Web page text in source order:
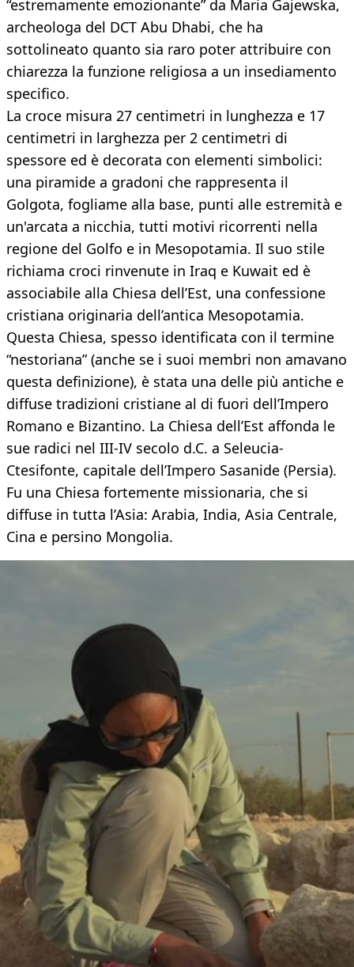
“estremamente emozionante” da Maria Gajewska,
archeologa del DCT Abu Dhabi, che ha
sottolineato quanto sia raro poter attribuire con
chiarezza la funzione religiosa a un insediamento
specifico.
La croce misura 27 centimetri in lunghezza e 17
centimetri in larghezza per 2 centimetri di
spessore ed è decorata con elementi simbolici:
una piramide a gradoni che rappresenta il
Golgota, fogliame alla base, punti alle estremità e
un'arcata a nicchia, tutti motivi ricorrenti nella
regione del Golfo e in Mesopotamia. Il suo stile
richiama croci rinvenute in Iraq e Kuwait ed è
associabile alla Chiesa dell’Est, una confessione
cristiana originaria dell’antica Mesopotamia.
Questa Chiesa, spesso identificata con il termine
“nestoriana” (anche se i suoi membri non amavano
questa definizione), è stata una delle più antiche e
diffuse tradizioni cristiane al di fuori dell’Impero
Romano e Bizantino. La Chiesa dell’Est affonda le
sue radici nel III-IV secolo d.C. a Seleucia-
Ctesifonte, capitale dell’Impero Sasanide (Persia).
Fu una Chiesa fortemente missionaria, che si
diffuse in tutta l’Asia: Arabia, India, Asia Centrale,
Cina e persino Mongolia.